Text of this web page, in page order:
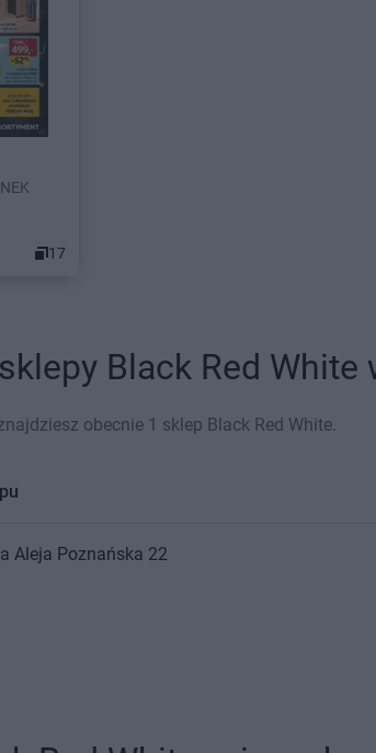
17
Black Red
obecnie 1 sklep Black Red White.
Aleja Poznańska 22